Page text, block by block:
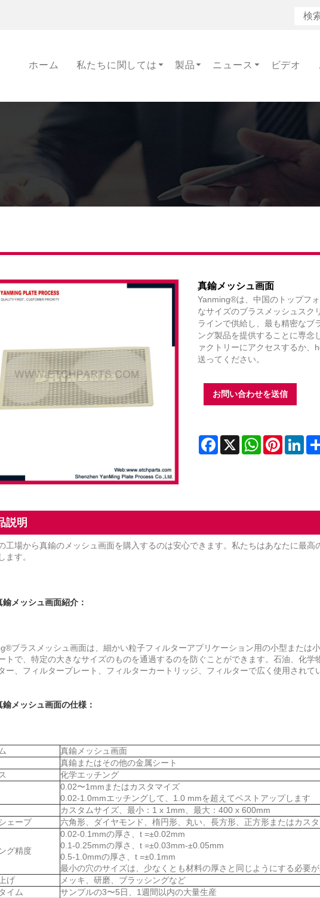
ホーム 私たちに関しては 製品 ニュース ビデオ
真鍮メッシュ画面
Yanming®は、中国のトップフ
なサイズのブラスメッシュスク
ラインで供給し、最も精密なブ
ング製品を提供することに専念
ァクトリーにアクセスするか
送ってください。
お問い合わせを送信
Facebook
X WhatsAppPinterest
説明
工場から真鍮のメッシュ画面を購入するのは安心できます。私たちはあなたに最
ます。
鍮メッシュ画面紹介：
ブラスメッシュ画面は、細かい粒子フィルターアプリケーション用の小型または
トで、特定の大きなサイズのものを通過するのを防ぐことができます。石油、化
ー、フィルタープレート、フィルターカートリッジ、フィルターで広く使用されて
鍮メッシュ画面の仕様：
真鍮メッシュ画面
真鍮またはその他の金属シート
化学エッチング
0.02〜1mmまたはカスタマイズ
0.02-1.0mmエッチングして、1.0 mmを超えてベストアップします
カスタムサイズ、最小：1 x 1mm、最大：400 x 600mm
ェープ
六角形、ダイヤモンド、楕円形、丸い、長方形、正方形またはカス
グ精度
0.02-0.1mmの厚さ、t =±0.02mm
0.1-0.25mmの厚さ、t =±0.03mm-±0.05mm
0.5-1.0mmの厚さ、t =±0.1mm
最小の穴のサイズは、少なくとも材料の厚さと同じようにする必要
げ
メッキ、研磨、ブラッシングなど
イム
サンプルの3〜5日、1週間以内の大量生産